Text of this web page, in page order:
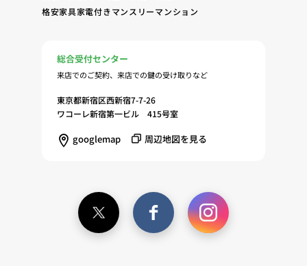
格安家具家電付きマンスリーマンション
総合受付センター
来店でのご契約、来店での鍵の受け取りなど
東京都新宿区西新宿7-7-26
ワコーレ新宿第一ビル 415号室
googlemap 周辺地図を見る